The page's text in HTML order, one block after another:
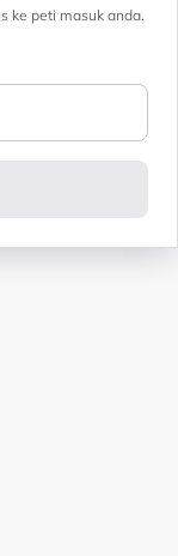
ke peti masuk anda.